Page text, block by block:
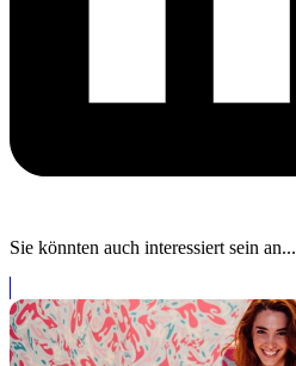
Sie könnten auch interessiert sein an...